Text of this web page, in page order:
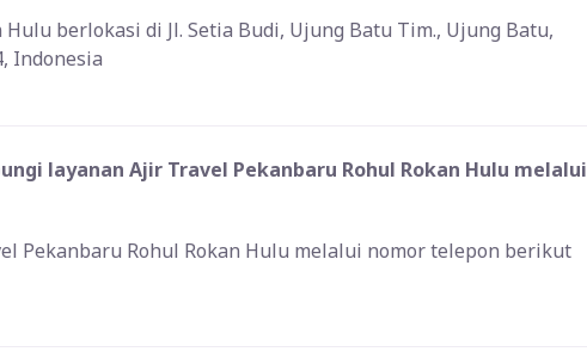
berlokasi di Jl. Setia Budi, Ujung Batu Tim., Ujung Batu,
Indonesia
layanan Ajir Travel Pekanbaru Rohul Rokan Hulu melalui
Pekanbaru Rohul Rokan Hulu melalui nomor telepon berikut